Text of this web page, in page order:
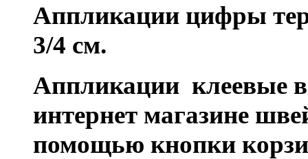
Аппликации цифры
3/4 см.
Аппликации клеевые
интернет магазине
помощью кнопки